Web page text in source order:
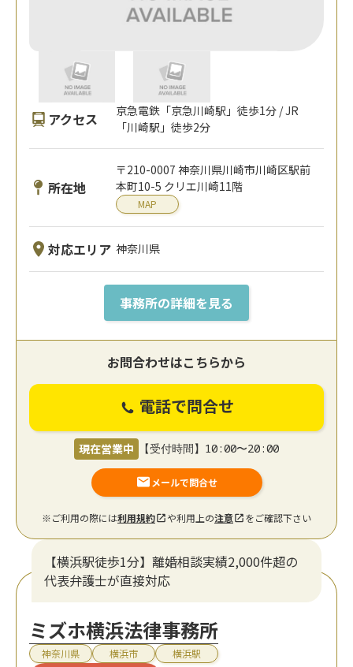
アクセス
京急電鉄「京急川崎駅」徒歩1分 / JR
「川崎駅」徒歩2分
所在地
〒210-0007 神奈川県川崎市川崎区駅前
本町10-5 クリエ川崎11階
MAP
対応エリア 神奈川県
事務所の詳細を見る
お問合わせはこちらから
電話で問合せ
現在営業中 【受付時間】10:00〜20:00
メールで問合せ
※ご利用の際には利用規約 や利用上の注意 をご確認下さい
【横浜駅徒歩1分】離婚相談実績2,000件超の
代表弁護士が直接対応
ミズホ横浜法律事務所
神奈川県 横浜市 横浜駅